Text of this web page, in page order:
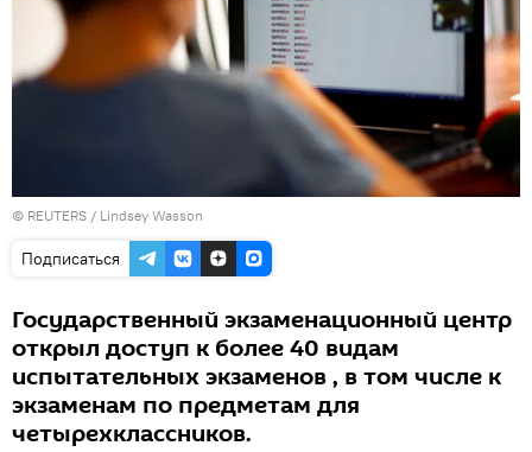
© REUTERS / Lindsey Wasson
Подписаться
Государственный экзаменационный центр
открыл доступ к более 40 видам
испытательных экзаменов , в том числе к
экзаменам по предметам для
четырехклассников.